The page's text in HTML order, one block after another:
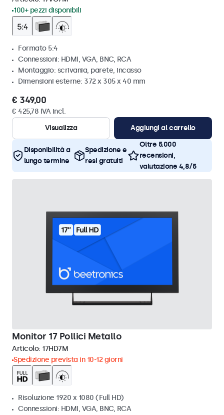
100+ pezzi disponibili
Formato 5:4
Connessioni: HDMI, VGA, BNC, RCA
Montaggio: scrivania, parete, incasso
Dimensioni esterne: 372 x 305 x 40 mm
€ 349,00
€ 425,78 IVA incl.
Visualizza
Aggiungi al carrello
Disponibilità a
lungo termine
Spedizione e
resi gratuiti
Oltre 5.000
recensioni,
valutazione 4,8/5
Monitor 17 Pollici Metallo
Articolo: 17HD7M
Spedizione prevista in 10-12 giorni
Risoluzione 1920 x 1080 (Full HD)
Connessioni: HDMI, VGA, BNC, RCA